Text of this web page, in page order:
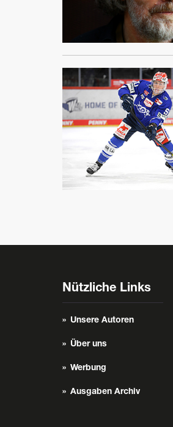
Nützliche Links
Unsere Autoren
Über uns
Werbung
Ausgaben Archiv